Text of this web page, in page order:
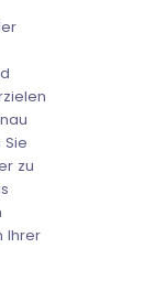
zu
Ihrer